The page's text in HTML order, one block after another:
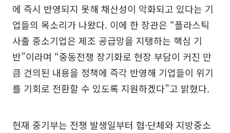
에 즉시 반영되지 못해 채산성이 악화되고 있다는 기
업들의 목소리가 나왔다. 이에 한 장관은 “플라스틱
사출 중소기업은 제조 공급망을 지탱하는 핵심 기
반”이라며 “중동전쟁 장기화로 현장 부담이 커진 만
큼 건의된 내용을 정책에 즉각 반영해 기업들이 위기
를 기회로 전환할 수 있도록 지원하겠다”고 밝혔다.
현재 중기부는 전쟁 발생일부터 협·단체와 지방중소